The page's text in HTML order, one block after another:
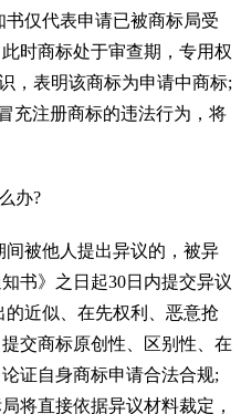
仅代表申请已被商标局受
时商标处于审查期，专用权
，表明该商标为申请中商标;
充注册商标的违法行为，将
办?
被他人提出异议的，被异
书》之日起30日内提交异议
近似、在先权利、恶意抢
交商标原创性、区别性、在
证自身商标申请合法合规;
将直接依据异议材料裁定，